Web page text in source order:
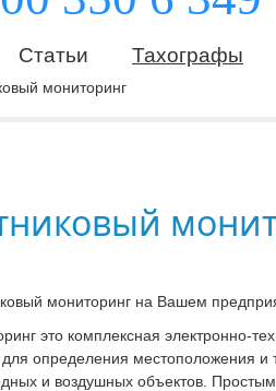
Статьи Тахографы
мониторинг
мониторинг на Вашем
это комплексная электронно-
определения местоположения
и воздушных объектов.